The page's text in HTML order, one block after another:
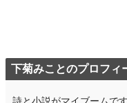
下菊みことのプロフィ